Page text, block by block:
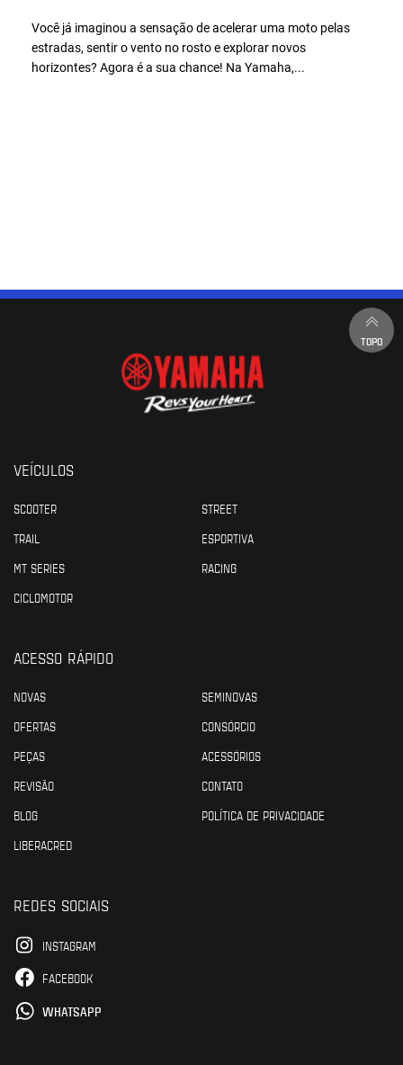
Você já imaginou a sensação de acelerar uma moto pelas
estradas, sentir o vento no rosto e explorar novos
horizontes? Agora é a sua chance! Na Yamaha,...
TOPO
VEÍCULOS
SCOOTER
STREET
TRAIL
ESPORTIVA
MT SERIES
RACING
CICLOMOTOR
ACESSO RÁPIDO
NOVAS
SEMINOVAS
OFERTAS
CONSÓRCIO
PEÇAS
ACESSÓRIOS
REVISÃO
CONTATO
BLOG
POLÍTICA DE PRIVACIDADE
LIBERACRED
REDES SOCIAIS
INSTAGRAM
FACEBOOK
WHATSAPP